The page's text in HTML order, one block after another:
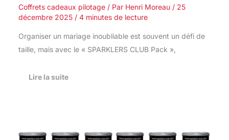
Coffrets cadeaux pilotage/ Par Henri Moreau / 25
décembre 2025 / 4 minutes de lecture
Organiser un mariage inoubliable est souvent un défi de
taille, mais avec le « SPARKLERS CLUB Pack »,
Lire la suite